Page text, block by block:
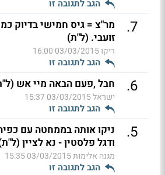
הגב לתגובה זו
7
.
מר"צ = גיס חמישי בדיוק
זועבי. (ל"ת)
ריקו03/03/2015 16:00
הגב לתגובה זו
6
. חבל ,פעם הבאה מיי אש
ישראל03/03/2015 15:37
הגב לתגובה זו
5
.
ניקו אותה בממחטה עם
ודגל פלסטין - נא לציין
מגנה אלימות03/03/2015 15:35
הגב לתגובה זו